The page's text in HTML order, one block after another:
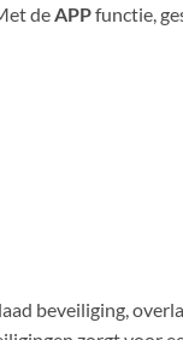
de APPfunctie,
beveiliging,